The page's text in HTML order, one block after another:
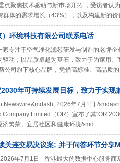
点聚焦技术驱动与新市场开拓 ，受访者认
体的需求增长（43%），以及构建新的
环境科技有限公司联系电话
专注于空气净化滤芯研发与制造的老牌
动，以品质卓越为基石，致力于为家用
公司旗下核心品牌，凭借高标准、高品质
年可持续发展目标，致力于实现
Newswire&mdash; 2026年7月1日
Limited（OR）宣布了其"OR
繁荣、宜居社区和健康环境&md
关连交易决议案; 并于问答环节分享
年7月1日 - 香港最大的数据中心服务商